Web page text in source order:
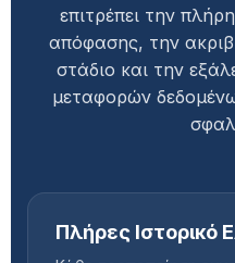
επιτρέπει την
απόφασης, την
στάδιο και την
μεταφορών
Πλήρες Ιστορικό